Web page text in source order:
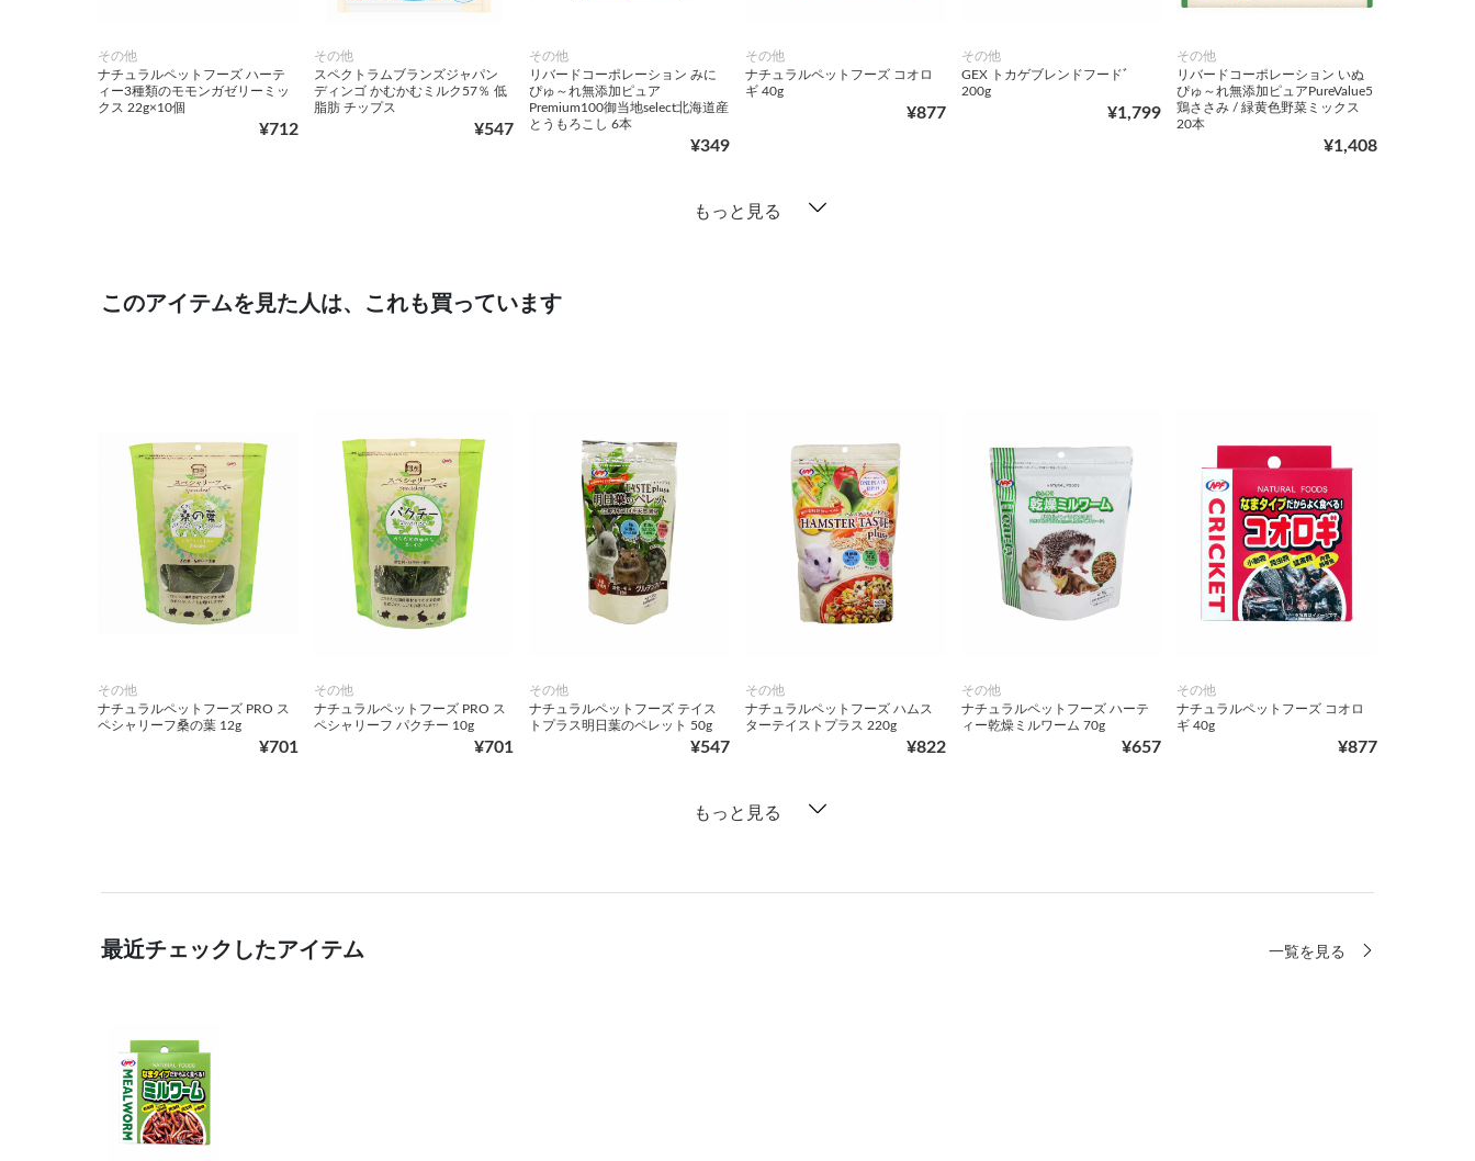
その他
ナチュラルペットフーズ ハーテ
ィー3種類のモモンガゼリーミッ
クス 22g×10個
¥712
その他
スペクトラムブランズジャパン
ディンゴ かむかむミルク57％ 低
脂肪 チップス
¥547
その他
リバードコーポレーション みに
ぴゅ～れ無添加ピュア
Premium100御当地select北海道産
とうもろこし 6本
¥349
その他
ナチュラルペットフーズ コオロ
ギ 40g
¥877
その他
GEX トカゲブレンドフードﾞ
200g
¥1,799
その他
リバードコーポレーション いぬ
ぴゅ～れ無添加ピュアPureValue5
鶏ささみ / 緑黄色野菜ミックス
20本
¥1,408
もっと見る
このアイテムを見た人は、これも買っています
その他
ナチュラルペットフーズ PRO ス
ペシャリーフ桑の葉 12g
¥701
その他
ナチュラルペットフーズ PRO ス
ペシャリーフ パクチー 10g
¥701
その他
ナチュラルペットフーズ テイス
トプラス明日葉のペレット 50g
¥547
その他
ナチュラルペットフーズ ハムス
ターテイストプラス 220g
¥822
その他
ナチュラルペットフーズ ハーテ
ィー乾燥ミルワーム 70g
¥657
その他
ナチュラルペットフーズ コオロ
ギ 40g
¥877
もっと見る
最近チェックしたアイテム 一覧を見る